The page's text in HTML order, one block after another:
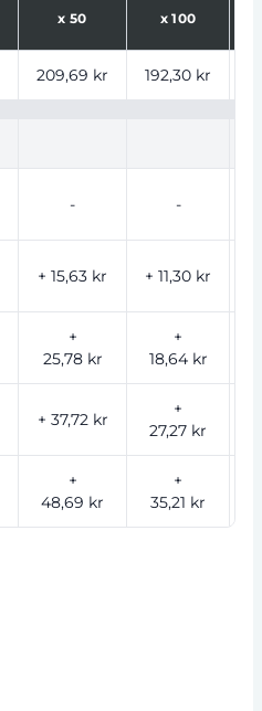
x 50 x100
209,69 kr 192,30 kr
- -
+ 15,63 kr + 11,30 kr
+
25,78 kr
+
18,64 kr
+ 37,72 kr
+
27,27 kr
+
48,69 kr
+
35,21 kr